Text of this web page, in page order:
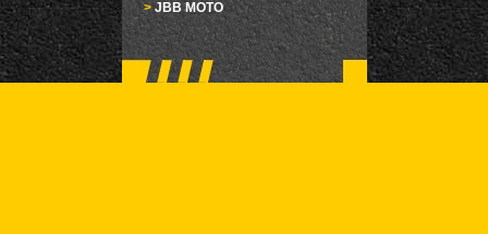
> JBB MOTO